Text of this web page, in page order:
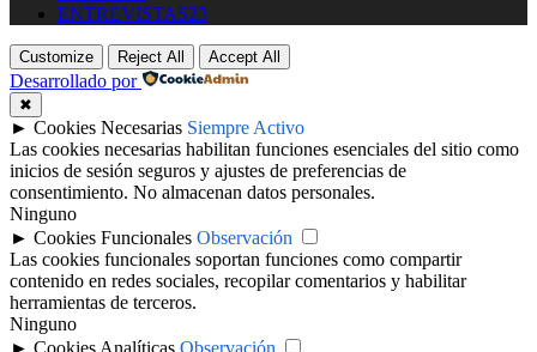
ENTREVISTAS23
Customize Reject All Accept All
Desarrollado por
✖
► Cookies Necesarias Siempre Activo
Las cookies necesarias habilitan funciones esenciales del sitio como
inicios de sesión seguros y ajustes de preferencias de
consentimiento. No almacenan datos personales.
Ninguno
► Cookies Funcionales Observación
Las cookies funcionales soportan funciones como compartir
contenido en redes sociales, recopilar comentarios y habilitar
herramientas de terceros.
Ninguno
► Cookies Analíticas Observación